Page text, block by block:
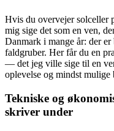
Hvis du overvejer solceller
mig sige det som en ven,
Danmark i mange år: der
faldgruber. Her får du en
— det jeg ville sige til en
oplevelse og mindst mulige
Tekniske og
skriver under